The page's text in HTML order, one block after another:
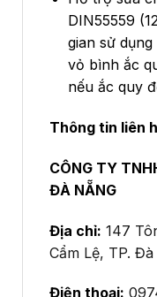
DIN55559
gian sử
vỏ bình ắc
nếu ắc quy
Thông tin liên
CÔNG TY
ĐÀ NẴNG
Địa chỉ: 147
Cẩm Lệ, TP.
Điện thoại: